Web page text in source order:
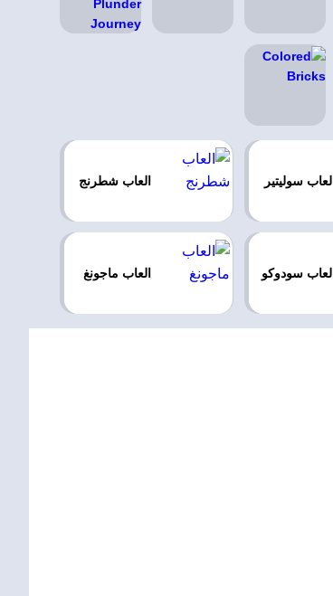
العاب سوليتير العاب شطرنج
العاب سودوكو العاب ماجونغ